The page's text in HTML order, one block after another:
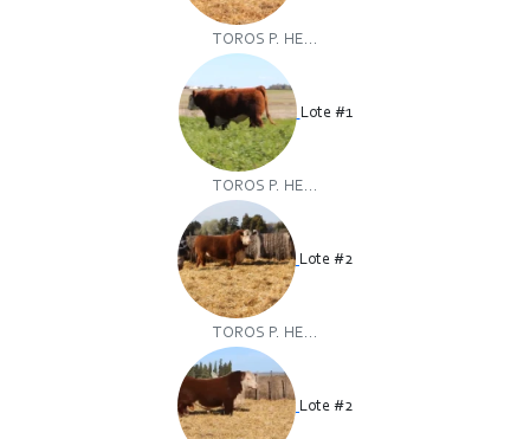
TOROS P. HE...
Lote #1
TOROS P. HE...
Lote #2
TOROS P. HE...
Lote #2